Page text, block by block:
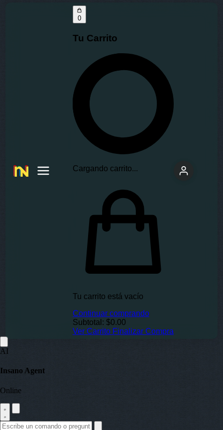
Insano
0
Tu Carrito
Cargando carrito...
Tu carrito está vacío
Continuar comprando
Subtotal: $0.00
Ver Carrito Finalizar Compra
AI
Insano Agent
Online